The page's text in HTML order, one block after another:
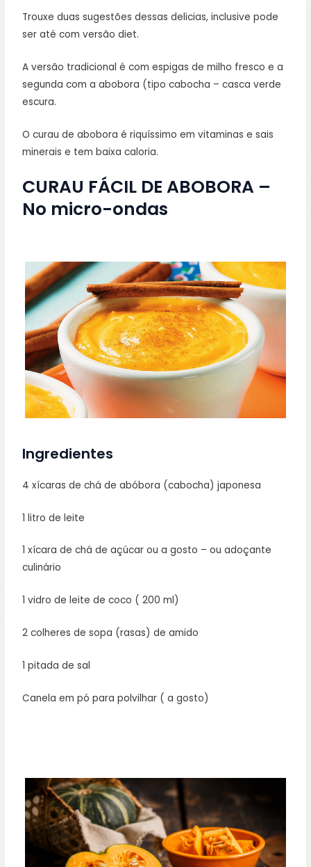
Trouxe duas sugestões dessas delicias, inclusive pode
ser até com versão diet.
A versão tradicional é com espigas de milho fresco e a
segunda com a abobora (tipo cabocha – casca verde
escura.
O curau de abobora é riquíssimo em vitaminas e sais
minerais e tem baixa caloria.
CURAU FÁCIL DE ABOBORA –
No micro-ondas
Ingredientes
4 xícaras de chá de abóbora (cabocha) japonesa
1 litro de leite
1 xícara de chá de açúcar ou a gosto – ou adoçante
culinário
1 vidro de leite de coco ( 200 ml)
2 colheres de sopa (rasas) de amido
1 pitada de sal
Canela em pó para polvilhar ( a gosto)